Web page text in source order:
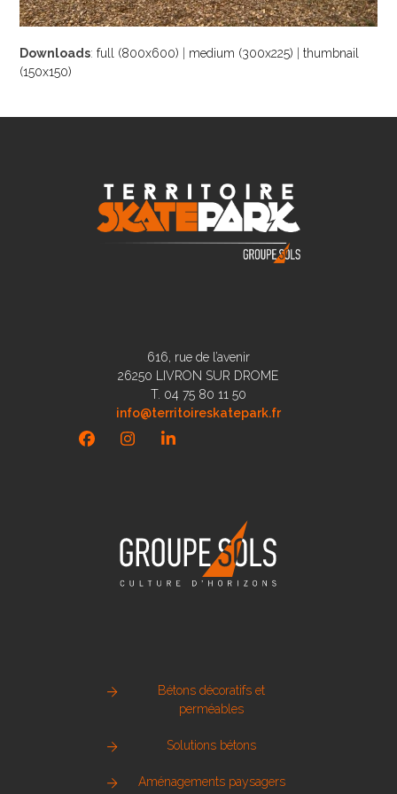
Downloads:full (800x600) medium (300x225) |thumbnail
(150x150)
616, rue de l’avenir
26250 LIVRON SUR DROME
T. 04 75 80 11 50
info@territoireskatepark.fr
FacebookInstagramLinkedIn
Bétons décoratifs et
perméables
Solutions bétons
Aménagements paysagers